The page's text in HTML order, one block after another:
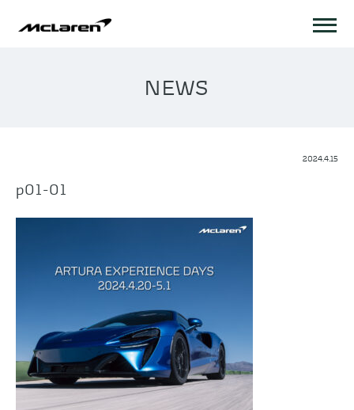
NEWS
2024.4.15
p01-01